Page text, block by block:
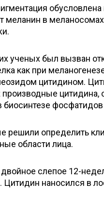
меланин в
ученых был вызван
как при
цитидином.
производные
биосинтезе
решили определить
области лица.
слепое 12-
наносился в